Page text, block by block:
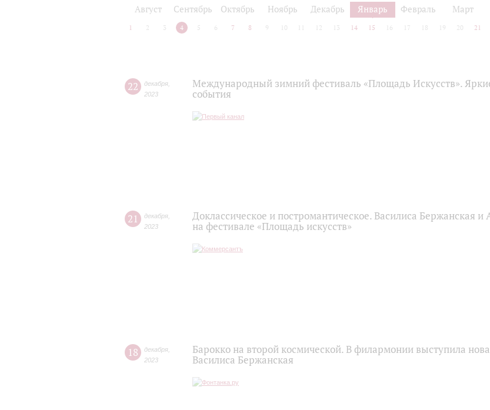
Август Сентябрь Октябрь Ноябрь Декабрь Январь Февраль Март
1 2 3 4 5 6 7 8 9 10 12 13 14 15 16 17 18 19 20 21
22 декабря
2023
Международный зимний фестиваль «Площадь Искусств».
события
21 декабря
2023
Доклассическое и постромантическое. Василиса Бержанская
на фестивале «Площадь искусств»
18 декабря
2023
Барокко на второй космической. В филармонии выступила
Василиса Бержанская